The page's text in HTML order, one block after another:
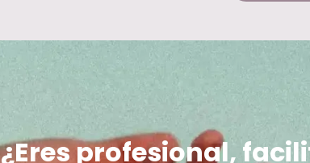
¿Eres profesional,